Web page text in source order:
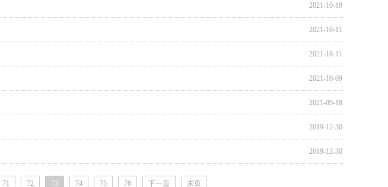
2021-10-19
2021-10-11
2021-10-11
2021-10-09
2021-09-18
2019-12-30
2019-12-30
71 72 73 74 75 76 下一页 末页